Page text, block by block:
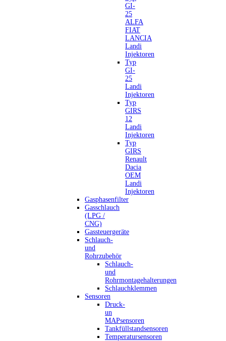
GI-
25
ALFA
FIAT
LANCIA
Landi
Injektoren
Typ
GI-
25
Landi
Injektoren
Typ
GIRS
12
Landi
Injektoren
Typ
GIRS
Renault
Dacia
OEM
Landi
Injektoren
Gasphasenfilter
Gasschlauch
(LPG /
CNG)
Gassteuergeräte
Schlauch-
und
Rohrzubehör
Schlauch-
und
Rohrmontagehalterungen
Schlauchklemmen
Sensoren
Druck-
un
MAPsensoren
Tankfüllstandsensoren
Temperatursensoren